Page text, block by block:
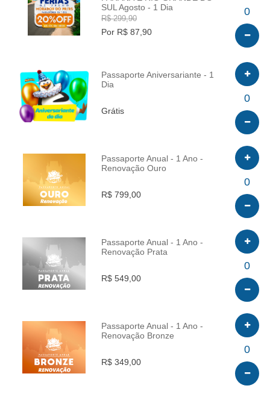
INFO
SUL Agosto - 1 Dia
R$ 299,90
Por R$ 87,90
0
INFO
Passaporte Aniversariante - 1
Dia
Grátis
0
INFO
Passaporte Anual - 1 Ano -
Renovação Ouro
R$ 799,00
0
INFO
Passaporte Anual - 1 Ano -
Renovação Prata
R$ 549,00
0
INFO
Passaporte Anual - 1 Ano -
Renovação Bronze
R$ 349,00
0